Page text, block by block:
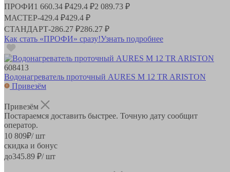
ПРОФИ1 660.34 ₽429.4 ₽2 089.73 ₽
МАСТЕР-429.4 ₽429.4 ₽
СТАНДАРТ-286.27 ₽286.27 ₽
Как стать «ПРОФИ» сразу!Узнать подробнее
608413
Водонагреватель проточный AURES M 12 TR ARISTON
Привезём
Привезём
Постараемся доставить быстрее. Точную дату сообщит
оператор.
10 809₽/ шт
скидка и бонус
до345.89 ₽/ шт